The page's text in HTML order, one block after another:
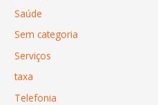
Saúde
Sem categoria
Serviços
taxa
Telefonia